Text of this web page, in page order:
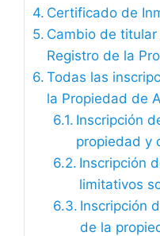
Certificado de
Cambio de
Registro de la
Todas las
la Propiedad de
Inscripción
propiedad y
Inscripción
limitativos
Inscripción
de la